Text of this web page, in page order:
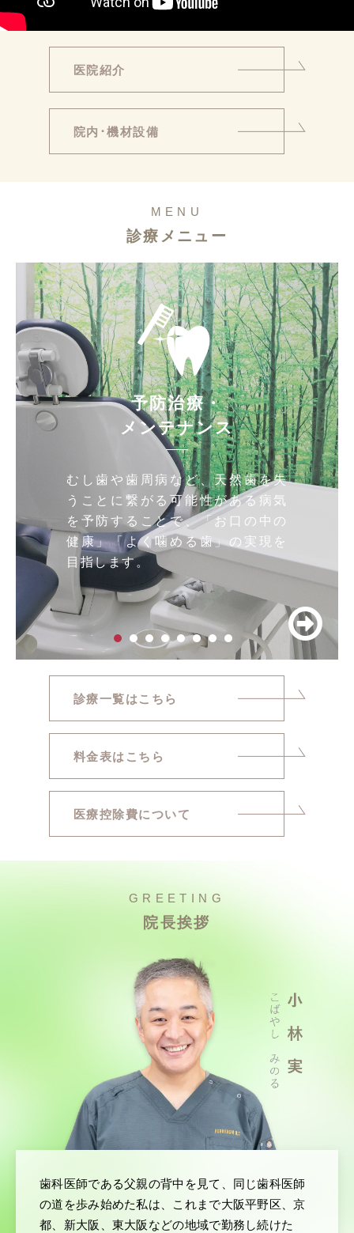
医院紹介
院内･機材設備
MENU
診療メニュー
予防治療・
メンテナンス
むし歯や歯周病など、天然歯を失
うことに繋がる可能性がある病気
を予防することで、「お口の中の
健康」「よく噛める歯」の実現を
目指します。
Next
診療一覧はこちら
料金表はこちら
医療控除費について
GREETING
院長挨拶
歯科医師である父親の背中を見て、同じ歯科医師
の道を歩み始めた私は、これまで大阪平野区、京
都、新大阪、東大阪などの地域で勤務し続けた